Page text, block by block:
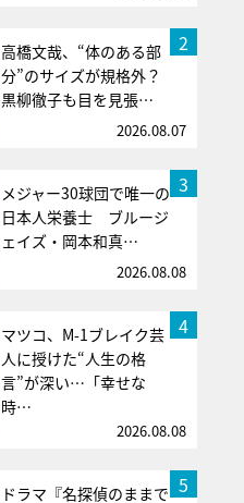
2
高橋文哉、“体のある部
分”のサイズが規格外？
黒柳徹子も目を見張…
2026.08.07
3
メジャー30球団で唯一の
日本人栄養士 ブルージ
ェイズ・岡本和真…
2026.08.08
4
マツコ、M-1ブレイク芸
人に授けた“人生の格
言”が深い…「幸せな
時…
2026.08.08
5
ドラマ『名探偵のままで